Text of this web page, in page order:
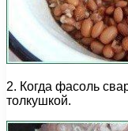
2. Когда фасоль
толкушкой.